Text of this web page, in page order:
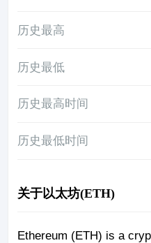
历史最高
历史最低
历史最高时间
历史最低时间
关于以太坊(ETH)
Ethereum (ETH) is a